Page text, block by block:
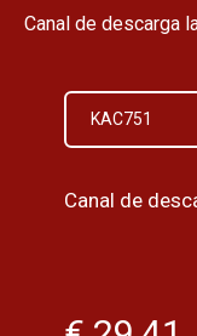
Canal de descarga
KAC751
Canal de